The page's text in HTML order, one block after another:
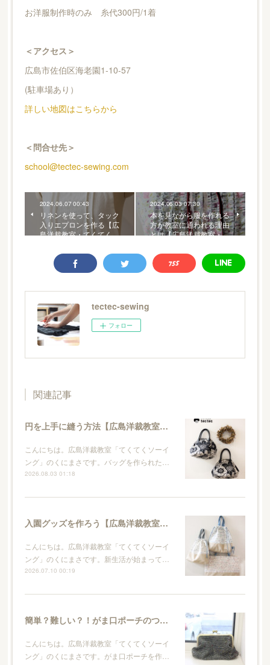
お洋服制作時のみ 糸代300円/1着
＜アクセス＞
広島市佐伯区海老園1-10-57
(駐車場あり）
詳しい地図はこちらから
＜問合せ先＞
school@tectec-sewing.com
2024.06.07 00:43
リネンを使って、タック
入りエプロンを作る【広
島洋裁教室・てくてく…
2024.06.03 07:30
本を見ながら服を作れる
方が教室に通われる理由
とは【広島洋裁教室・…
tectec-sewing
フォロー
関連記事
円を上手に縫う方法【広島洋裁教室・てくてくソーイング】
こんにちは。広島洋裁教室「てくてくソーイ
ング」のくにまさです。バッグを作られた…
2026.08.03 01:18
入園グッズを作ろう【広島洋裁教室・てくてくソーイング】
こんにちは。広島洋裁教室「てくてくソーイ
ング」のくにまさです。新生活が始まって…
2026.07.10 00:19
簡単？難しい？！がま口ポーチのつくり方【広島洋裁教室・てくてくソーイング】
こんにちは。広島洋裁教室「てくてくソーイ
ング」のくにまさです。がま口ポーチを作…